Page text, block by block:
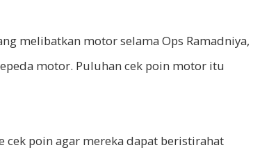
melibatkan motor selama Ops Ramadniya,
motor. Puluhan cek poin motor itu
cek poin agar mereka dapat beristirahat